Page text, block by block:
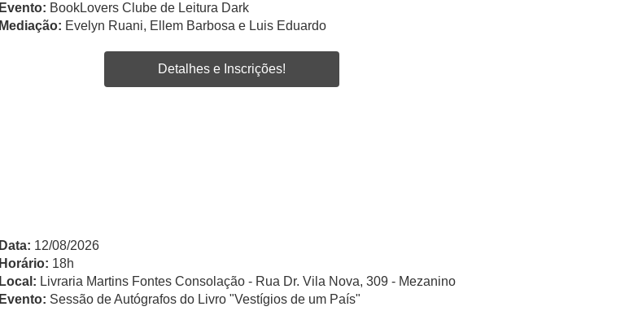
Evento: BookLovers Clube de Leitura Dark
Mediação: Evelyn Ruani, Ellem Barbosa e Luis Eduardo
Detalhes e Inscrições!
Data: 12/08/2026
Horário: 18h
Local: Livraria Martins Fontes Consolação - Rua Dr. Vila Nova, 309 - Mezanino
Evento: Sessão de Autógrafos do Livro "Vestígios de um País"